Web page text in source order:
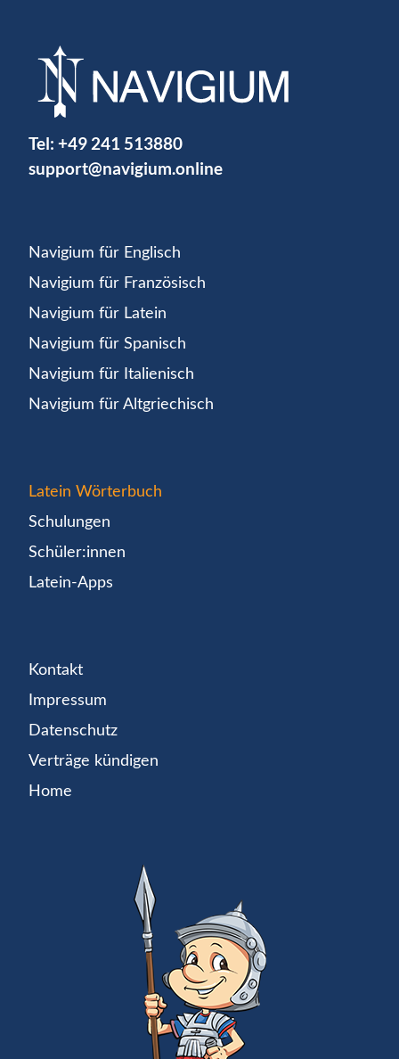
Tel: +49 241 513880
support@navigium.online
Navigium für Englisch
Navigium für Französisch
Navigium für Latein
Navigium für Spanisch
Navigium für Italienisch
Navigium für Altgriechisch
Latein Wörterbuch
Schulungen
Schüler:innen
Latein-Apps
Kontakt
Impressum
Datenschutz
Verträge kündigen
Home